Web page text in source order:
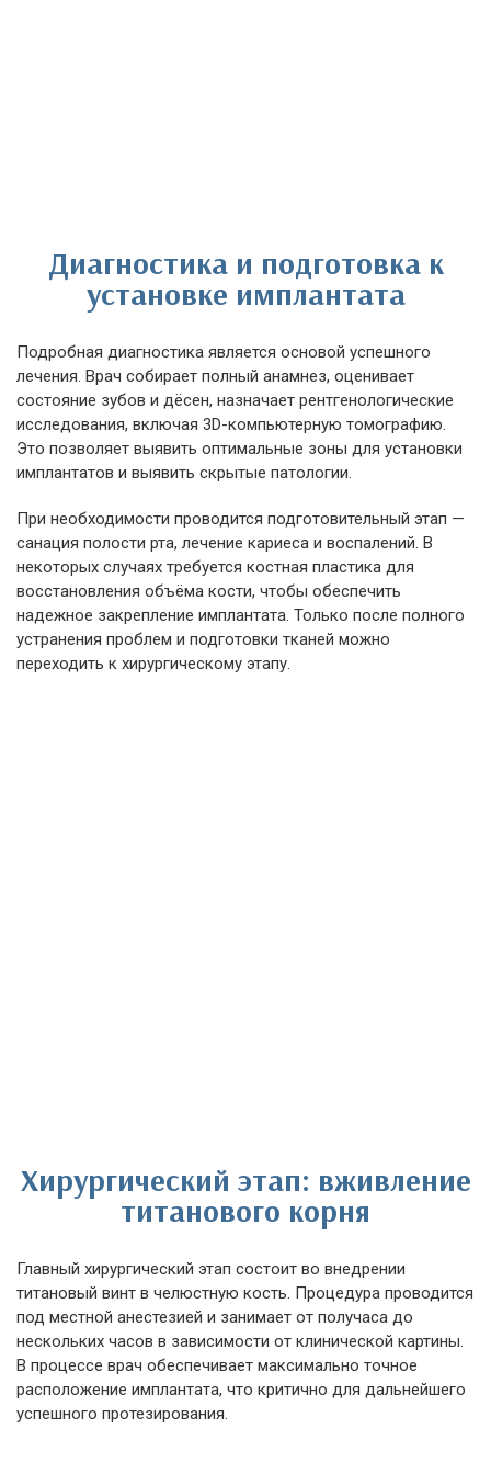
Диагностика и подготовка к
установке имплантата
Подробная диагностика является основой успешного
лечения. Врач собирает полный анамнез, оценивает
состояние зубов и дёсен, назначает рентгенологические
исследования, включая 3D-компьютерную томографию.
Это позволяет выявить оптимальные зоны для установки
имплантатов и выявить скрытые патологии.
При необходимости проводится подготовительный этап —
санация полости рта, лечение кариеса и воспалений. В
некоторых случаях требуется костная пластика для
восстановления объёма кости, чтобы обеспечить
надежное закрепление имплантата. Только после полного
устранения проблем и подготовки тканей можно
переходить к хирургическому этапу.
Хирургический этап: вживление
титанового корня
Главный хирургический этап состоит во внедрении
титановый винт в челюстную кость. Процедура проводится
под местной анестезией и занимает от получаса до
нескольких часов в зависимости от клинической картины.
В процессе врач обеспечивает максимально точное
расположение имплантата, что критично для дальнейшего
успешного протезирования.